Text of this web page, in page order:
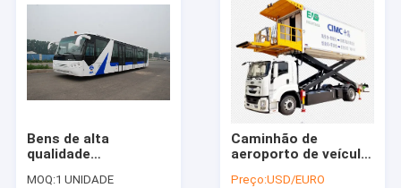
Produtos
Sobre nós
Bens de alta
qualidade
grande capacidade
MOQ:1 UNIDADE
Caminhão de
aeroporto de veículo
servido para
Preço:USD/EURO